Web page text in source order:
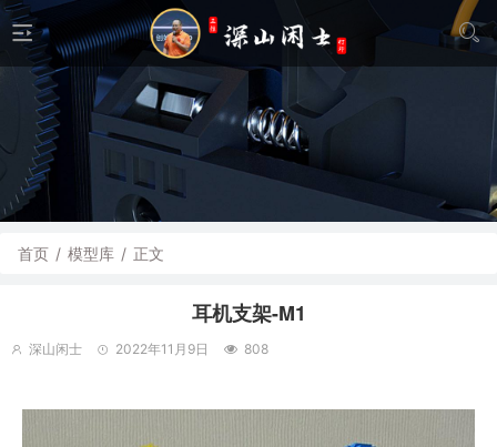
首页 / 模型库 / 正文
耳机支架-M1
深山闲士 2022年11月9日 808